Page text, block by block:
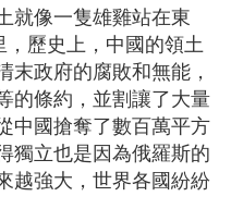
就像一隻雄雞站在東
歷史上，中國的領土
末政府的腐敗和無能，
的條約，並割讓了大量
中國搶奪了數百萬平方
獨立也是因為俄羅斯的
越強大，世界各國紛紛